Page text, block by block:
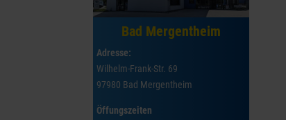
Bad Mergentheim
Adresse:
Wilhelm-Frank-Str. 69
97980 Bad Mergentheim
Öffungszeiten